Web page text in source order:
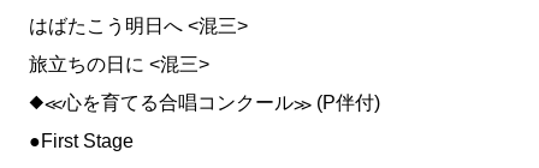
はばたこう明日へ <混三>
旅立ちの日に <混三>
◆≪心を育てる合唱コンクール≫ (P伴付)
●First Stage